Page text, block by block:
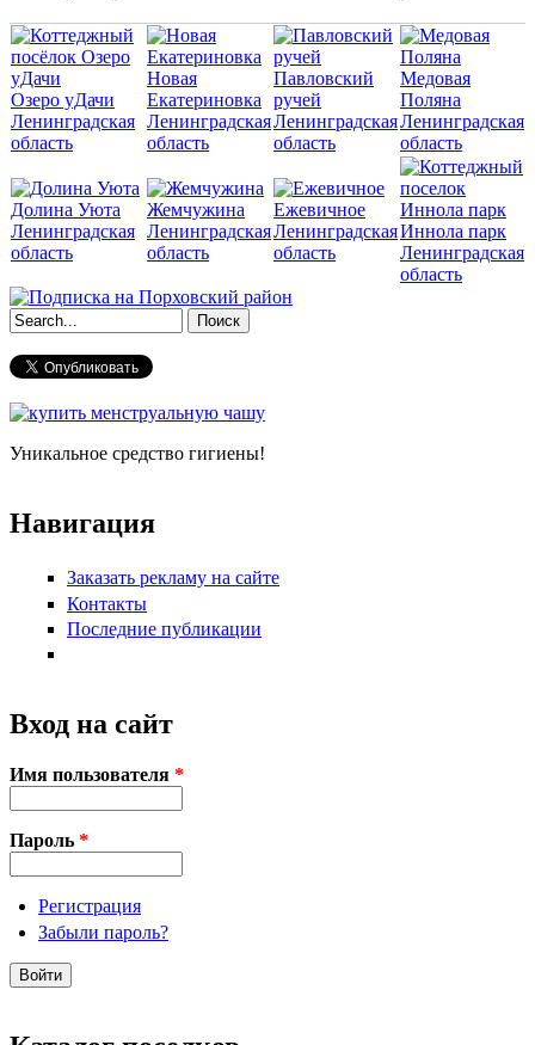
Озеро уДачи
Ленинградская
область
Новая
Екатериновка
Ленинградская
область
Павловский
ручей
Ленинградская
область
Медовая
Поляна
Ленинградская
область
Долина Уюта
Ленинградская
область
Жемчужина
Ленинградская
область
Ежевичное
Ленинградская
область
Иннола парк
Ленинградская
область
Форма поиска
Уникальное средство гигиены!
Навигация
Заказать рекламу на сайте
Контакты
Последние публикации
Вход на сайт
Имя пользователя *
Пароль *
Регистрация
Забыли пароль?